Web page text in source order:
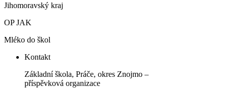
Jihomoravský kraj
OP JAK
Mléko do škol
Kontakt
Základní škola, Práče, okres Znojmo –
příspěvková organizace